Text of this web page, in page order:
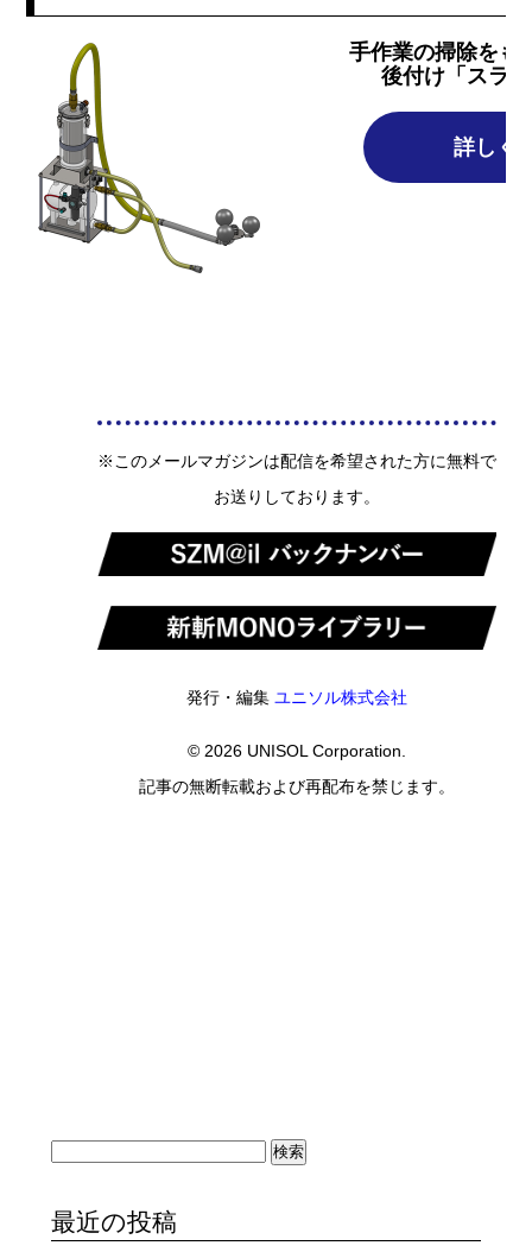
手作業の掃除をも
後付け「スラ
詳しく
※このメールマガジンは配信を希望された方に無料で
お送りしております。
発行・編集ユニソル株式会社
© 2026 UNISOL Corporation.
記事の無断転載および再配布を禁じます。
最近の投稿